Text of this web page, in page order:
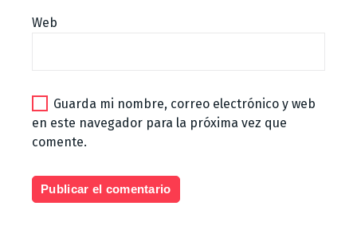
Web
Guarda mi nombre, correo electrónico y web
en este navegador para la próxima vez que
comente.